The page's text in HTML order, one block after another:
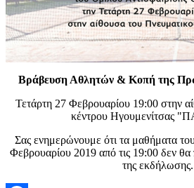
Βράβευση Αθλητών & Κοπή της
Τετάρτη 27 Φεβρουαρίου 19:00 στην
κέντρου Ηγουμενίτσας
Σας ενημερώνουμε ότι τα μαθήματα
Φεβρουαρίου 2019 από τις 19:00 δεν
της εκδήλωσης.